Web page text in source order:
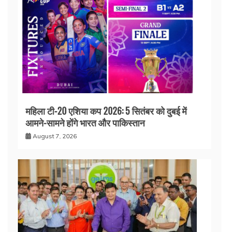
महिला टी-20 एशिया कप 2026: 5 सितंबर को दुबई में
आमने-सामने होंगे भारत और पाकिस्तान
August 7, 2026